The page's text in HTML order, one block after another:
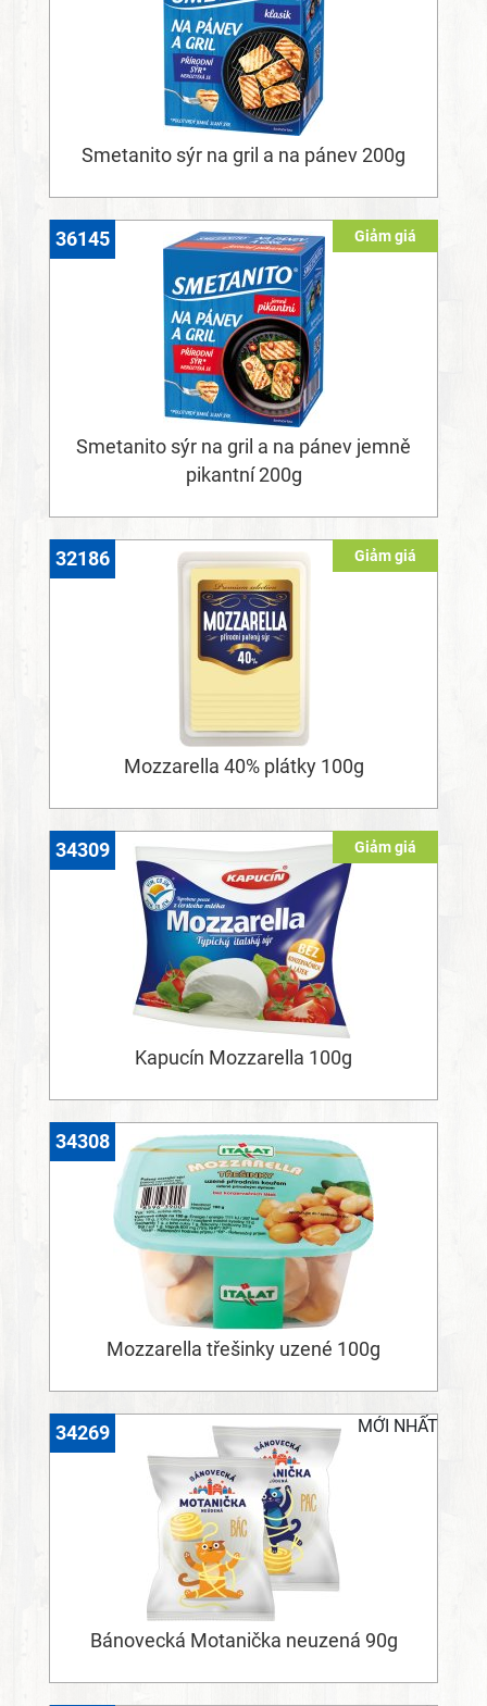
Smetanito sýr na gril a na pánev 200g
Giảm giá
Smetanito sýr na gril a na pánev jemně
pikantní 200g
36145
Giảm giá
Mozzarella 40% plátky 100g
32186
Giảm giá
Kapucín Mozzarella 100g
34309
Mozzarella třešinky uzené 100g
34308
MỚI NHẤT
Bánovecká Motanička neuzená 90g
34269